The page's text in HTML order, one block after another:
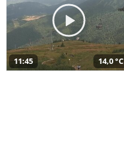
11:45 14,0 °C